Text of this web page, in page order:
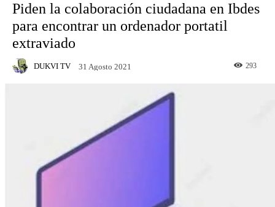
Piden la colaboración ciudadana en Ibdes
para encontrar un ordenador portatil
extraviado
DUKVI TV 31 Agosto 2021 293